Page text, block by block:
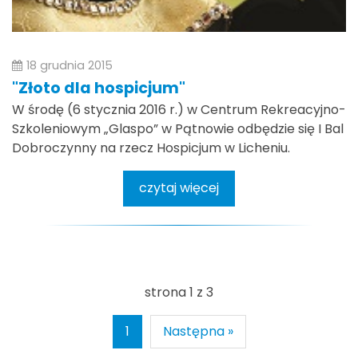
18 grudnia 2015
"Złoto dla hospicjum"
W środę (6 stycznia 2016 r.) w Centrum Rekreacyjno-
Szkoleniowym „Glaspo” w Pątnowie odbędzie się I Bal
Dobroczynny na rzecz Hospicjum w Licheniu.
czytaj więcej
strona 1 z 3
1 Następna »